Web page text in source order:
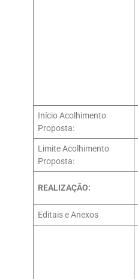
Início Acolhimento
Proposta:
Limite Acolhimento
Proposta:
REALIZAÇÃO:
Editais e Anexos